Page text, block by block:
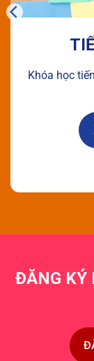
Khóa học
ĐĂNG KÝ